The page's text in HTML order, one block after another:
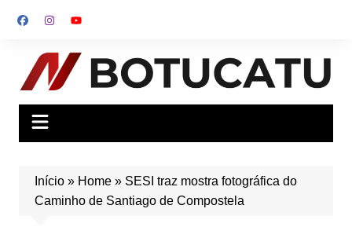
para
conteúdo
Início» Home» SESI traz mostra fotográfica do
Caminho de Santiago de Compostela